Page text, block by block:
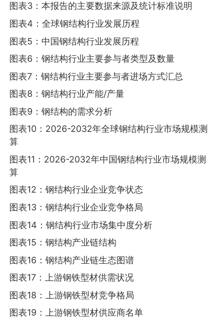
图表3：本报告的主要数据来源及统计标准说明
图表4：全球钢结构行业发展历程
图表5：中国钢结构行业发展历程
图表6：钢结构行业主要参与者类型及数量
图表7：钢结构行业主要参与者进场方式汇总
图表8：钢结构行业产能/产量
图表9：钢结构的需求分析
图表10：2026-2032年全球钢结构行业市场规模测
算
图表11：2026-2032年中国钢结构行业市场规模测
算
图表12：钢结构行业企业竞争状态
图表13：钢结构行业企业竞争格局
图表14：钢结构行业市场集中度分析
图表15：钢结构产业链结构
图表16：钢结构产业链生态图谱
图表17：上游钢铁型材供需状况
图表18：上游钢铁型材竞争格局
图表19：上游钢铁型材供应商名单